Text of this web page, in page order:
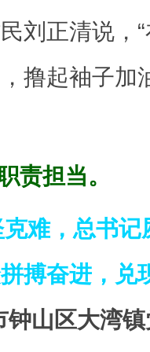
刘正清说，
撸起袖子加
责担当。
难，总书
搏奋进，兑
钟山区大湾